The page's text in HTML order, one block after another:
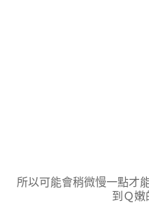
所以可能會稍微慢一點才
到Ｑ嫩